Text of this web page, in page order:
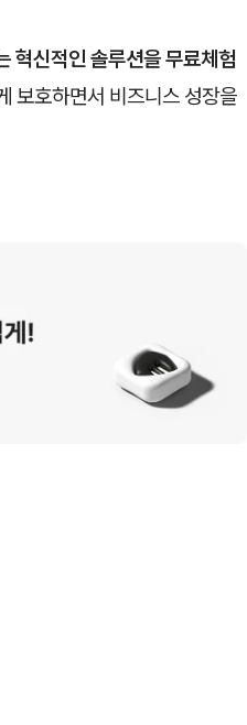
혁신적인 솔루션을 무료체험
보호하면서 비즈니스 성장을